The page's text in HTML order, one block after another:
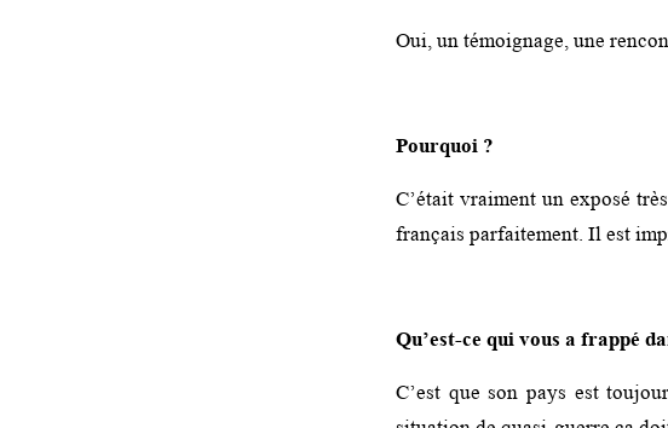
Oui, un témoignage, une
Pourquoi ?
C’était vraiment un exposé
français parfaitement. Il est
Qu’est-ce qui vous a frappé
C’est que son pays est